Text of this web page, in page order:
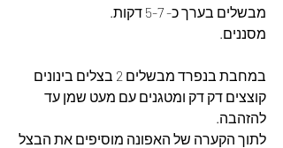
מבשלים בערך כ- 5-7 דקות.
מסננים.
במחבת בנפרד מבשלים 2 בצלים בינונים
קוצצים דק דק ומטגנים עם מעט שמן עד
להזהבה.
לתוך הקערה של האפונה מוסיפים את הבצל